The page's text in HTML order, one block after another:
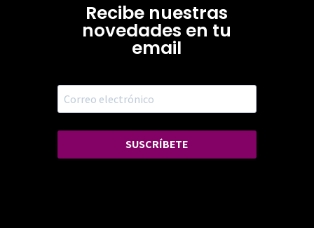
Recibe nuestras
novedades en tu
email
SUSCRÍBETE